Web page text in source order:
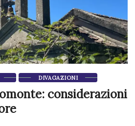
DIVAGAZIONI
considerazioni